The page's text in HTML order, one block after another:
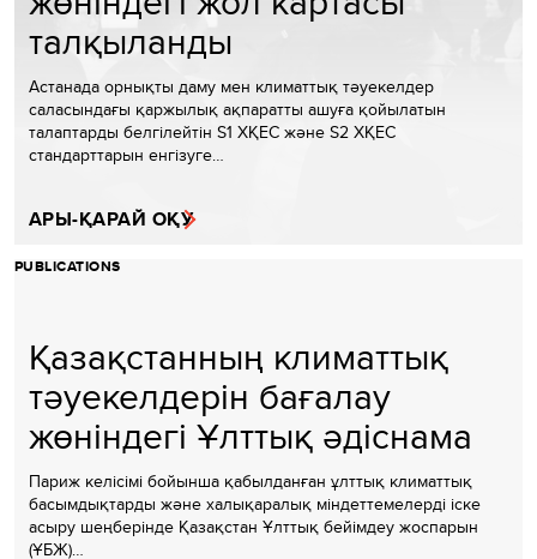
талқыланды
Астанада орнықты даму мен климаттық тәуекелдер
саласындағы қаржылық ақпаратты ашуға қойылатын
талаптарды белгілейтін S1 ХҚЕС және S2 ХҚЕС
стандарттарын енгізуге…
АРЫ-ҚАРАЙ ОҚУ
PUBLICATIONS
Қазақстанның климаттық
тәуекелдерін бағалау
жөніндегі Ұлттық әдіснама
Париж келісімі бойынша қабылданған ұлттық климаттық
басымдықтарды және халықаралық міндеттемелерді іске
асыру шеңберінде Қазақстан Ұлттық бейімдеу жоспарын
(ҰБЖ)…